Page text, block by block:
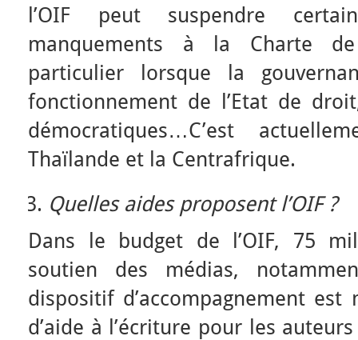
l’OIF peut suspendre
manquements à la Charte
particulier lorsque la
fonctionnement de l’Etat de
démocratiques…C’est
Thaïlande et la Centrafrique.
Quelles aides proposent l’OIF ?
Dans le budget de l’OIF, 75
soutien des médias,
dispositif d’accompagnement
d’aide à l’écriture pour les